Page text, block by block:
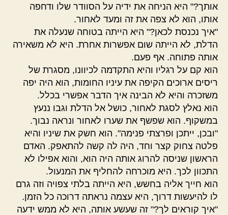
אותך?" היא הניחה את ידיה על הסוודר שלו ודחפה
אותו, הוא לא צפה את זה ומעד לאחור.
"איך נכנסת לכאן?" היא הייתה בטוחה שנעלה את
הדלת, לא הייתה שום אפשרות אחרת. היא לא משאירה
אותה פתוחה. אף פעם.
הוא קם על רגליו והיא התקדמה לכיוונו, מסגרת של
ריסים ארוכים הקיפה את עיניו החומות, הוא היה יפה
משזכרה והיא לא הבינה איך הדבר אפשרי בכלל.
הוא נאלץ לסגת לאחור, כושל אל הדלת וגבו ננעץ
במשקוף. הוא שפשף את שערו לאחור ונראה נבוך.
"ובכן, ייתכן ופרצתי פנימה". הוא חשק את שיניו והיא
פלטה צחוק קצר וחד, היה לה קשה להתאפק. האדם
הראשון שניסה להרוג אותה היה הוא, והוא אפילו לא
התכוון לכך. היא מוכרחה להחליף את המנעול.
הוא חייך אליה בחשש, היא הייתה בלתי צפויה וזה גרם
לו להיעשות דרוך, היא עצמה נראתה דרוכה כל הזמן.
"איך קוראים לך?" זה שעשע אותה, היא לא ממש ידעה